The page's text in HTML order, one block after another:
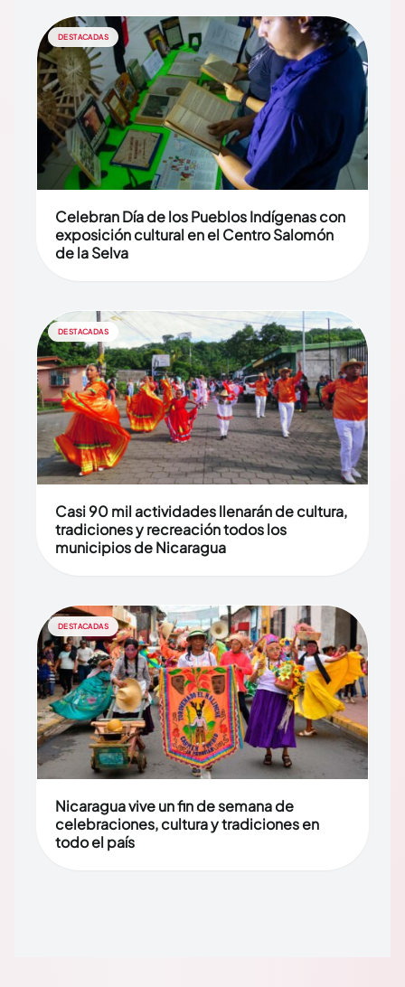
DESTACADAS
Celebran Día de los Pueblos Indígenas con
exposición cultural en el Centro Salomón
de la Selva
DESTACADAS
Casi 90 mil actividades llenarán de cultura,
tradiciones y recreación todos los
municipios de Nicaragua
DESTACADAS
Nicaragua vive un fin de semana de
celebraciones, cultura y tradiciones en
todo el país